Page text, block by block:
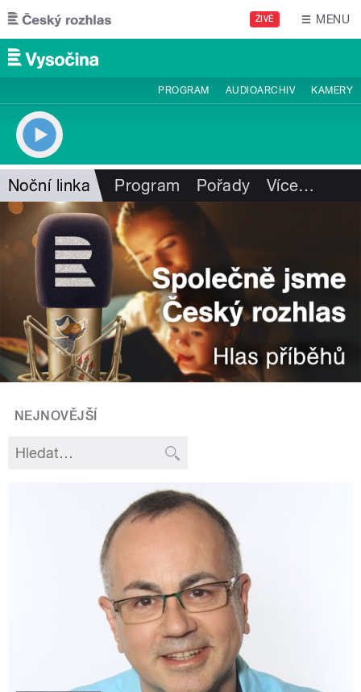
Přejít k hlavnímu obsahu
ŽIVĚ MENU
PROGRAM AUDIOARCHIV KAMERY
Noční linka Program Pořady Více…
NEJNOVĚJŠÍ